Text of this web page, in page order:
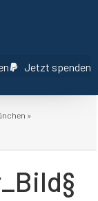
Jetzt spenden
»